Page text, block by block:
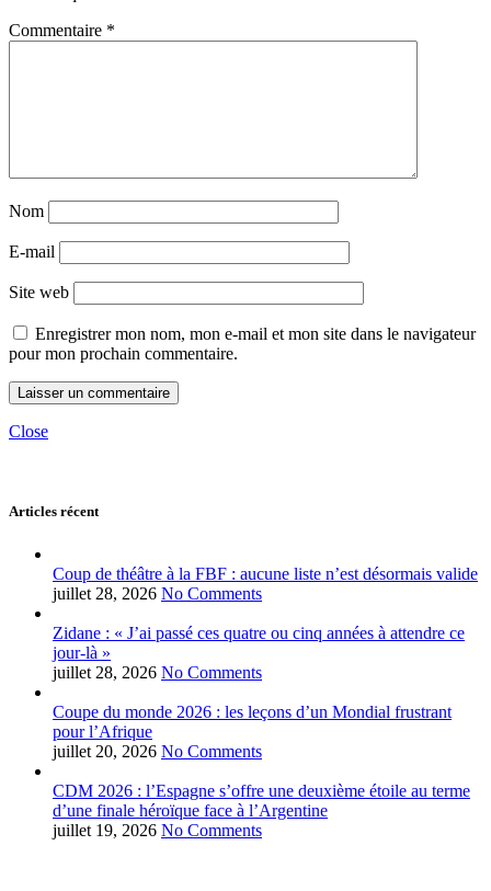
Commentaire *
Nom
E-mail
Site web
Enregistrer mon nom, mon e-mail et mon site dans le navigateur
pour mon prochain commentaire.
Close
Articles récent
Coup de théâtre à la FBF : aucune liste n’est désormais valide
juillet 28, 2026 No Comments
Zidane : « J’ai passé ces quatre ou cinq années à attendre ce
jour-là »
juillet 28, 2026 No Comments
Coupe du monde 2026 : les leçons d’un Mondial frustrant
pour l’Afrique
juillet 20, 2026 No Comments
CDM 2026 : l’Espagne s’offre une deuxième étoile au terme
d’une finale héroïque face à l’Argentine
juillet 19, 2026 No Comments